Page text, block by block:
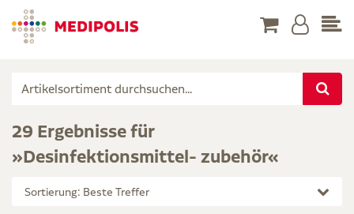
29 Ergebnisse für
»Desinfektionsmittel- zubehör«
Sortierung: Beste Treffer